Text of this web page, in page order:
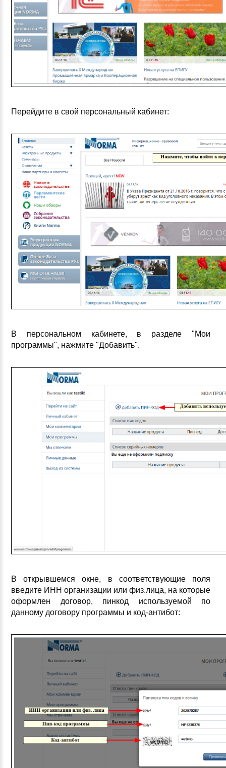
Перейдите в свой персональный кабинет:
В персональном кабинете, в разделе "Мои
программы", нажмите "Добавить".
В открывшемся окне, в соответствующие поля
введите ИНН организации или физ.лица, на которые
оформлен договор, пинкод используемой по
данному договору программы и код-антибот: